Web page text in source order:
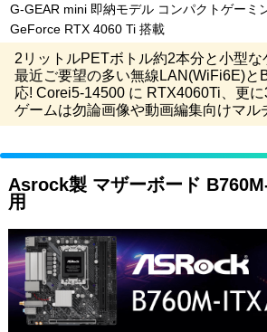
G-GEAR mini 即納モデル コンパクトゲー
GeForce RTX 4060 Ti 搭載
2リットルPETボトル約2本分と小型
最近ご要望の多い無線LAN(WiFi6E)と
応! Corei5-14500 に RTX4060Ti、更
ゲームは勿論画像や動画編集向けマル
Asrock製 マザーボード
用